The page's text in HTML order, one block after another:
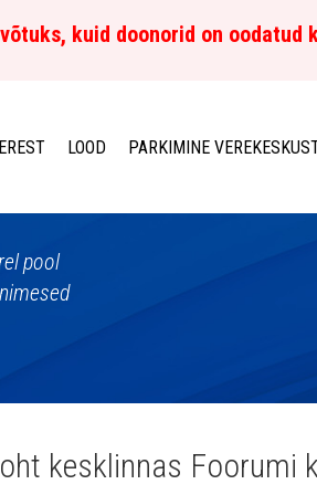
kuid doonorid on oodatud
LOOD PARKIMINE
pool
kesklinnas Foorumi